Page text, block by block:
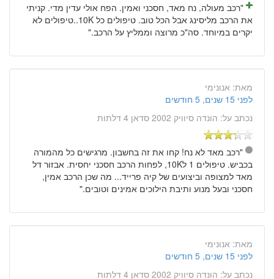
"רכב מעולה, נח מאד, חסכני ואמין. הפח אולי עדין מדי. קניתי
את הרכב מליסינג אבל הכל טוב. טיפולים כל 10K..טיפולים לא
יקרים במיוחד. סה"כ מרוצה וממליץ על הרכב."
מאת: אנונימי
לפני 15 שנים, 5 חודשים
נכתב על: הונדה סיוויק 2002 סדאן 4 דלתות
"רכב מאד לא נח! קחו את זה בחשבון. מרגישים כל מהמורה
בכביש. טיפולים 1 ל10K, לפחות הרכב חסכני יחסית. אבזור דל
מאד למצופה וביצועים של קיה פרייד... מה שכן הרכב אמין,
חסכני ובעל מנוע ותיבת הילוכים אמינים וטובים."
מאת: אנונימי
לפני 15 שנים, 5 חודשים
נכתב על: הונדה סיוויק 2002 סדאן 4 דלתות